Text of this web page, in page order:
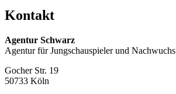
Kontakt
Agentur Schwarz
Agentur für Jungschauspieler und Nachwuchs
Gocher Str. 19
50733 Köln